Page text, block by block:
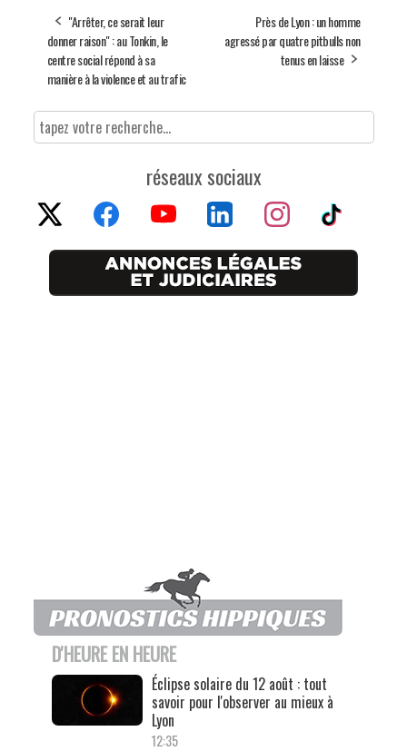
"Arrêter, ce serait leur
donner raison" : au Tonkin, le
centre social répond à sa
manière à la violence et au trafic
Près de Lyon : un homme
agressé par quatre pitbulls non
tenus en laisse
réseaux sociaux
D'HEURE EN HEURE
Éclipse solaire du 12 août : tout
savoir pour l'observer au mieux à
Lyon
12:35